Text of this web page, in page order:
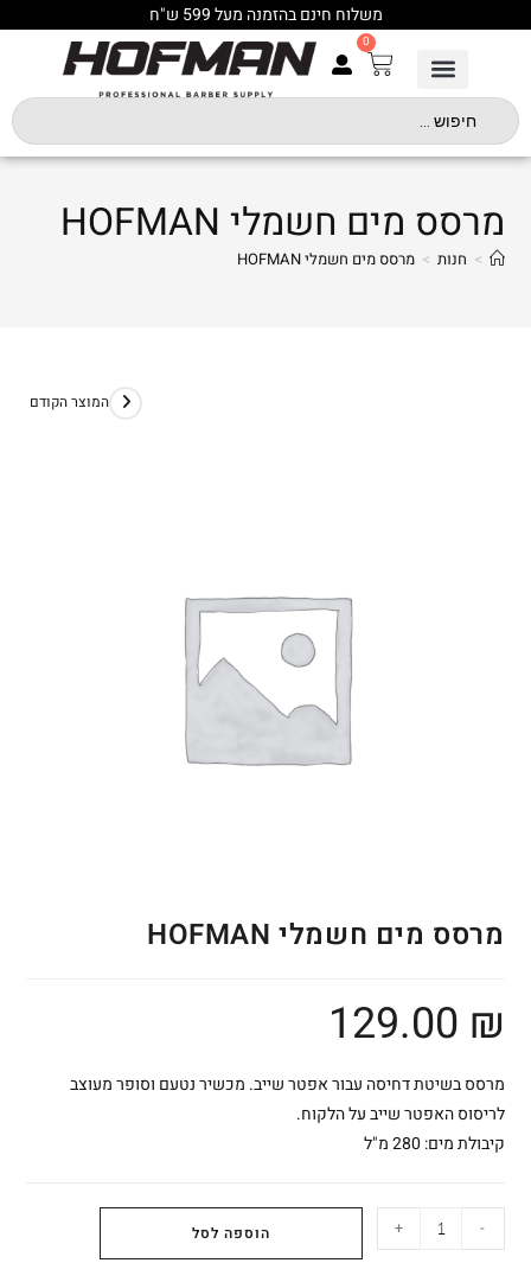
משלוח חינם בהזמנה מעל 599 ש"ח
0
מרסס מים חשמלי HOFMAN
> חנות > מרסס מים חשמלי HOFMAN
המוצר הקודם
מרסס מים חשמלי HOFMAN
129.00 ₪
מרסס בשיטת דחיסה עבור אפטר שייב. מכשיר נטעם וסופר מעוצב
לריסוס האפטר שייב על הלקוח.
קיבולת מים: 280 מ"ל
-
+ הוספה לסל